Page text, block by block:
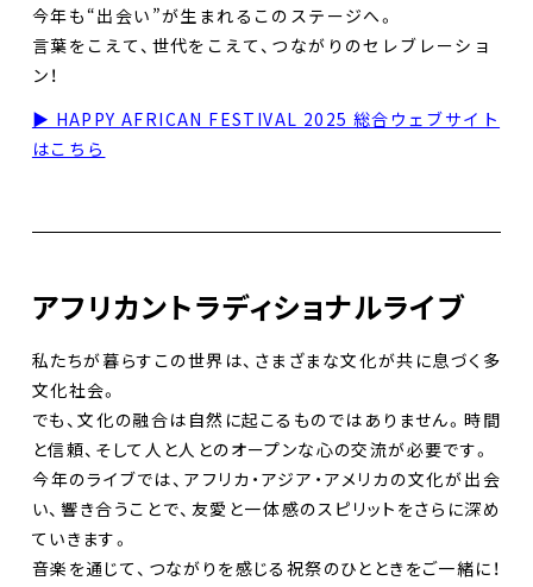
今年も“出会い”が生まれるこのステージへ。
言葉をこえて、世代をこえて、つながりのセレブレーショ
ン！
▶︎ HAPPY AFRICAN FESTIVAL 2025 総合ウェブサイト
はこちら
アフリカントラディショナルライブ
私たちが暮らすこの世界は、さまざまな文化が共に息づく多
文化社会。
でも、文化の融合は自然に起こるものではありません。時間
と信頼、そして人と人とのオープンな心の交流が必要です。
今年のライブでは、アフリカ・アジア・アメリカの文化が出会
い、響き合うことで、友愛と一体感のスピリットをさらに深め
ていきます。
音楽を通じて、つながりを感じる祝祭のひとときをご一緒に！